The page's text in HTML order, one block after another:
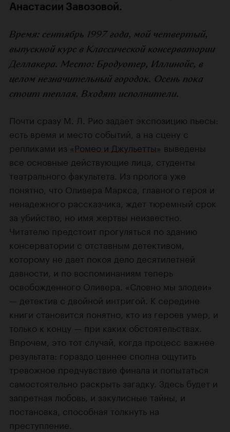
Анастасии Завозовой.
Время: сентябрь 1997 года, мой четвертый,
выпускной курс в Классической консерватории
Деллакера. Место: Бродуотер, Иллинойс, в
целом незначительный городок. Осень пока
стоит теплая. Входят исполнители.
Почти сразу М. Л. Рио задает экспозицию пьесы:
есть время и место событий, а на сцену с
репликами из «Ромео и Джульетты» выведены
все основные действующие лица, студенты
театрального факультета. Из пролога уже
понятно, что Оливера Маркса, главного героя и
ненадежного рассказчика, ждет тюремный срок
за убийство, но имя жертвы неизвестно.
Читателю предстоит прогуляться по зданию
консерватории с отставным детективом,
которому не дает покоя дело десятилетней
давности, и по воспоминаниям теперь
освобожденного Оливера. «Словно мы злодеи»
— детектив с двойной интригой. К середине
книги становится понятно, кто из героев умер, и
только к концу — при каких обстоятельствах.
Впрочем, это тот случай, когда процесс важнее
результата: гораздо ценнее сполна ощутить
тревожное предчувствие финала и попытаться
самостоятельно раскрыть загадку. Здесь будет и
запретная любовь, и закулисные тайны, и
постановка, способная толкнуть на
преступление.